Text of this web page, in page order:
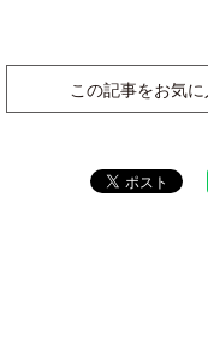
この記事をお気